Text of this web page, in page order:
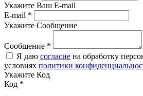
Укажите Ваш E-mail
E-mail *
Укажите Сообщение
Сообщение *
Я даю согласие на обработку
условиях политики
Укажите Код
Код *